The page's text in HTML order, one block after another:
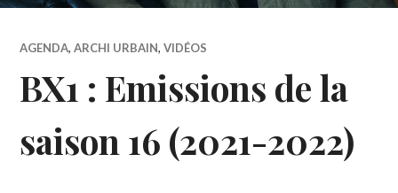
AGENDA,ARCHI URBAIN,VIDÉOS
BX1 : Emissions de la
saison 16 (2021-2022)